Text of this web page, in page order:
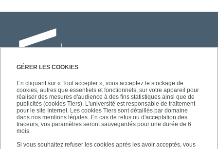
GÉRER LES COOKIES
En cliquant sur « Tout accepter », vous acceptez le stockage de
cookies, autres que essentiels et fonctionnels, sur votre appareil pour
réaliser des mesures d'audience à des fins statistiques ainsi que de
publicités (cookies Tiers). L'université est responsable de traitement
pour le site Internet. Les cookies Tiers sont détaillés par domaine
dans nos mentions légales. En cas de refus ou d'acceptation des
traceurs, vos paramètres seront sauvegardés pour une durée de 6
mois.
Si vous souhaitez refuser les cookies après les avoir acceptés, vous
Université Paris-Est Créteil
Faculté des lettres, langues et sciences
humaines
61, avenue du Général de Gaulle
94010 Créteil